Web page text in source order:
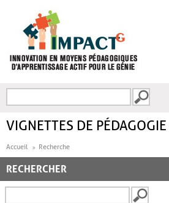
FORMULAIRE DE
VIGNETTES DE
Accueil Recherche
RECHERCHER